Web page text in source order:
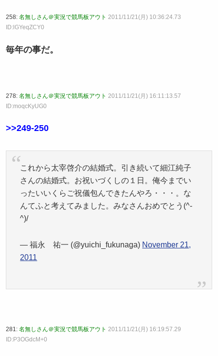
258: 名無しさん＠実況で競馬板アウト 2011/11/21(月) 10:36:24.73
ID:lGYeqZCY0
毎年の事だ。
278: 名無しさん＠実況で競馬板アウト 2011/11/21(月) 16:11:13.57
ID:moqcKyUG0
>>249-250
これから太宰啓介の結婚式。引き続いて細江純子
さんの結婚式。お祝いづくしの１日。俺今までい
ったいいくらご祝儀包んできたんやろ・・・。な
んてふと考えてみました。みなさんおめでとう(^-
^)/
— 福永 祐一 (@yuichi_fukunaga) November 21,
2011
281: 名無しさん＠実況で競馬板アウト 2011/11/21(月) 16:19:57.29
ID:P3OGdcM+0